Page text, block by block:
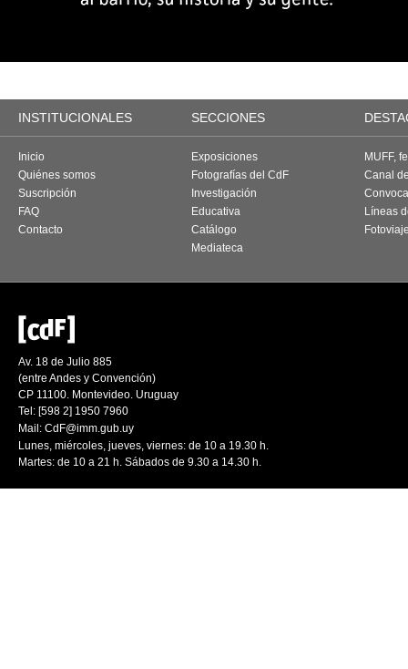
INSTITUCIONALES SECCIONES
Inicio
Quiénes somos
Suscripción
FAQ
Contacto
Exposiciones
Fotografías del CdF
Investigación
Educativa
Catálogo
Mediateca
MUFF,
Canal
Líneas
Av. 18 de Julio 885
(entre Andes y Convención)
CP 11100. Montevideo. Uruguay
Tel: [598 2] 1950 7960
Mail: CdF@imm.gub.uy
Lunes, miércoles, jueves, viernes: de 10 a 19.30 h.
Martes: de 10 a 21 h. Sábados de 9.30 a 14.30 h.